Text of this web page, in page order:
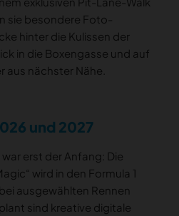
sie besondere Foto-
hinter die Kulissen der
in die Boxengasse und auf
aus nächster Nähe.
und 2027
erst der Anfang: Die
wird in den Formula 1
ausgewählten Rennen
sind kreative digitale